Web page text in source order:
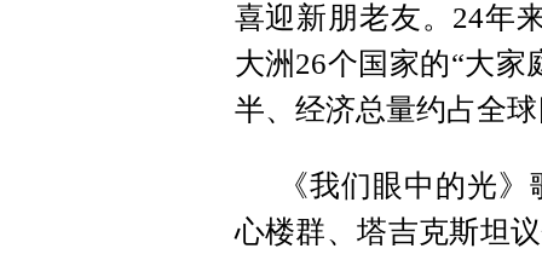
喜迎新朋老友。24年
大洲26个国家的“大
半、经济总量约占全
《我们眼中的光
心楼群、塔吉克斯坦